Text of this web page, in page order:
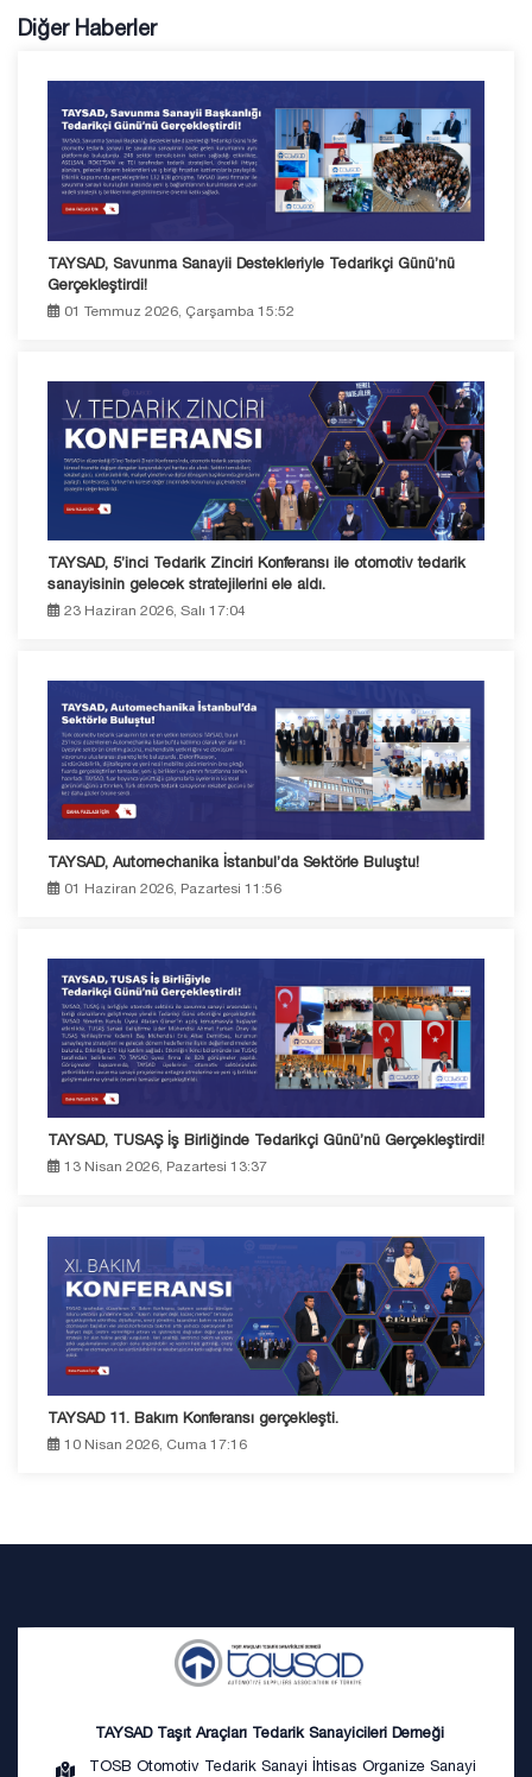
Diğer Haberler
TAYSAD, Savunma Sanayii Destekleriyle Tedarikçi Günü’nü
Gerçekleştirdi!
01 Temmuz 2026, Çarşamba 15:52
TAYSAD, 5’inci Tedarik Zinciri Konferansı ile otomotiv tedarik
sanayisinin gelecek stratejilerini ele aldı.
23 Haziran 2026, Salı 17:04
TAYSAD, Automechanika İstanbul’da Sektörle Buluştu!
01 Haziran 2026, Pazartesi 11:56
TAYSAD, TUSAŞ İş Birliğinde Tedarikçi Günü’nü Gerçekleştirdi!
13 Nisan 2026, Pazartesi 13:37
TAYSAD 11. Bakım Konferansı gerçekleşti.
10 Nisan 2026, Cuma 17:16
TAYSAD Taşıt Araçları Tedarik Sanayicileri Derneği
TOSB Otomotiv Tedarik Sanayi İhtisas Organize Sanayi